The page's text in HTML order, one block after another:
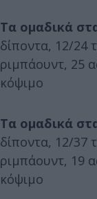
Τα ομαδικά
δίποντα, 12/24
ριμπάουντ, 25
κόψιμο
Τα ομαδικά
δίποντα, 12/37
ριμπάουντ, 19
κόψιμο